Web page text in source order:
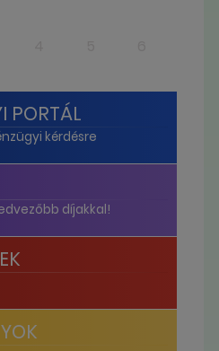
PORTÁL
kérdésre
díjakkal!